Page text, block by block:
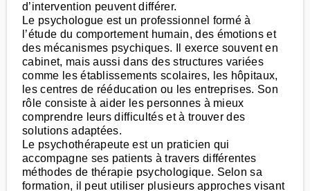
d’intervention peuvent différer.
Le psychologue est un professionnel formé à
l’étude du comportement humain, des émotions et
des mécanismes psychiques. Il exerce souvent en
cabinet, mais aussi dans des structures variées
comme les établissements scolaires, les hôpitaux,
les centres de rééducation ou les entreprises. Son
rôle consiste à aider les personnes à mieux
comprendre leurs difficultés et à trouver des
solutions adaptées.
Le psychothérapeute est un praticien qui
accompagne ses patients à travers différentes
méthodes de thérapie psychologique. Selon sa
formation, il peut utiliser plusieurs approches visant